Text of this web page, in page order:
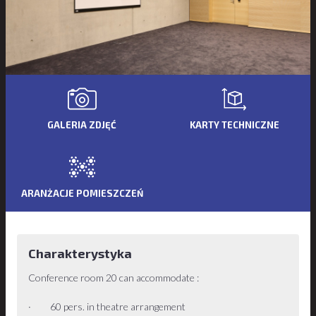
GALERIA ZDJĘĆ KARTY TECHNICZNE
ARANŻACJE POMIESZCZEŃ
Charakterystyka
Conference room 20 can accommodate :
· 60 pers. in theatre arrangement